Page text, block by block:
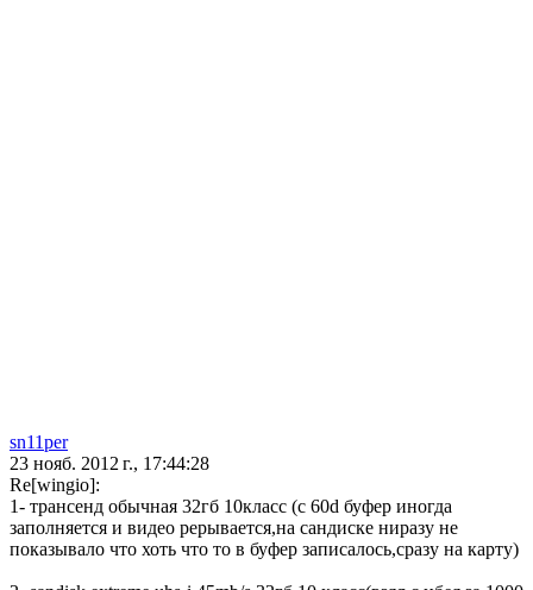
sn11per
23 нояб. 2012 г., 17:44:28
Re[wingio]:
1- трансенд обычная 32гб 10класс (c 60d буфер иногда
заполняется и видео рерывается,на сандиске ниразу не
показывало что хоть что то в буфер записалось,сразу на карту)